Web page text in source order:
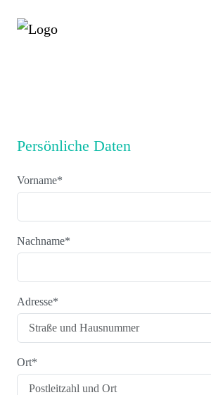
Persönliche Daten
Vorname*
Nachname*
Adresse*
Ort*